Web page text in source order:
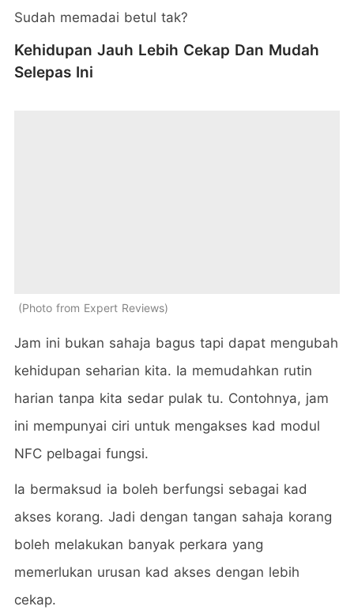
Sudah memadai betul tak?
Kehidupan Jauh Lebih Cekap Dan Mudah
Selepas Ini
Photo from Expert Reviews
Jam ini bukan sahaja bagus tapi dapat mengubah
kehidupan seharian kita. Ia memudahkan rutin
harian tanpa kita sedar pulak tu. Contohnya, jam
ini mempunyai ciri untuk mengakses kad modul
NFC pelbagai fungsi.
Ia bermaksud ia boleh berfungsi sebagai kad
akses korang. Jadi dengan tangan sahaja korang
boleh melakukan banyak perkara yang
memerlukan urusan kad akses dengan lebih
cekap.